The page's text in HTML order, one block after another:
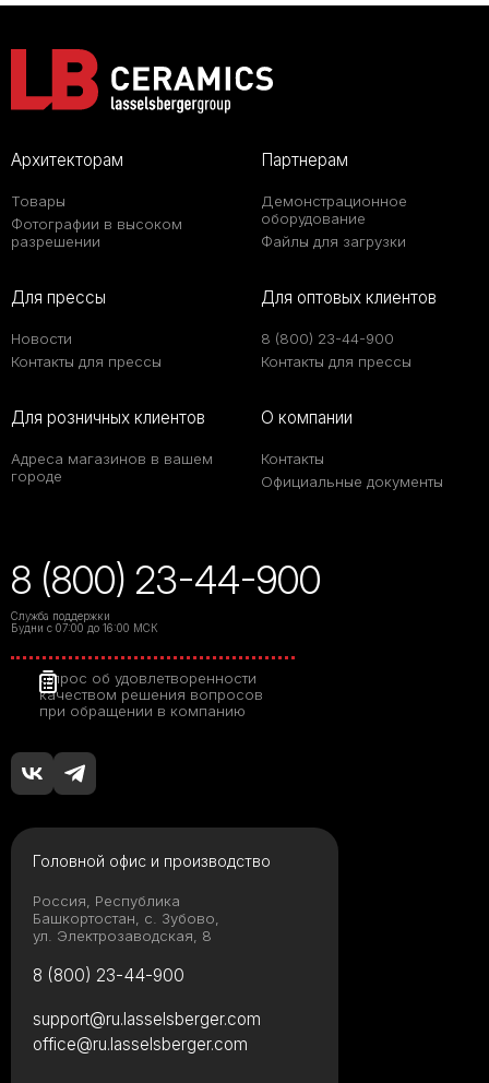
Архитекторам
Товары
Фотографии в высоком
разрешении
Партнерам
Демонстрационное
оборудование
Файлы для загрузки
Для прессы
Новости
Контакты для прессы
Для оптовых клиентов
8 (800) 23-44-900
Контакты для прессы
Для розничных клиентов
Адреса магазинов в вашем
городе
О компании
Контакты
Официальные документы
8 (800) 23-44-900
Служба поддержки
Будни с 07:00 до 16:00 МСК
Опрос об удовлетворенности
качеством решения вопросов
при обращении в компанию
Головной офис и производство
Россия, Республика
Башкортостан, с. Зубово,
ул. Электрозаводская, 8
8 (800) 23-44-900
support@ru.lasselsberger.com
office@ru.lasselsberger.com